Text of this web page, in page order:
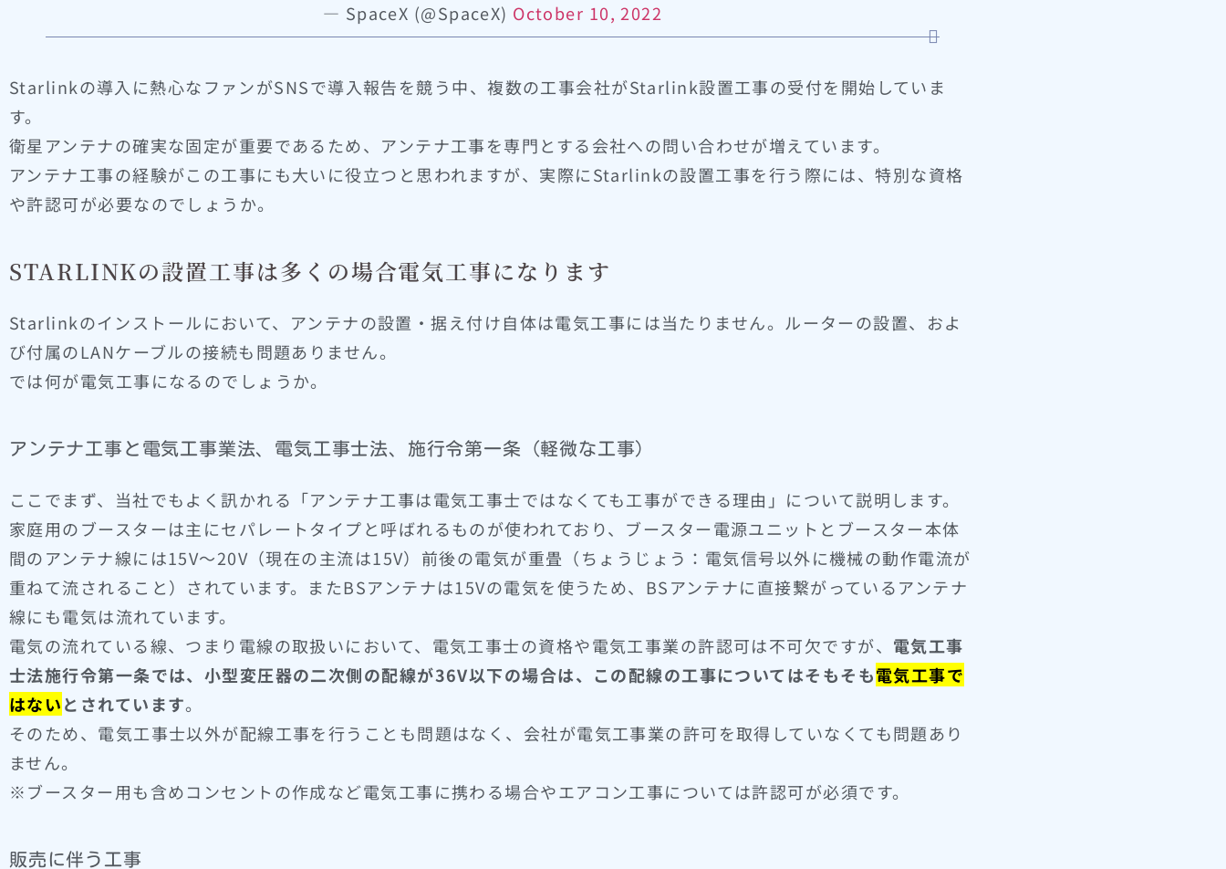
— SpaceX (@SpaceX) October 10, 2022
Starlinkの導入に熱心なファンがSNSで導入報告を競う中、複数の工事会社がStarlink設置工事の受付を開始していま
す。
衛星アンテナの確実な固定が重要であるため、アンテナ工事を専門とする会社への問い合わせが増えています。
アンテナ工事の経験がこの工事にも大いに役立つと思われますが、実際にStarlinkの設置工事を行う際には、特別な資格
や許認可が必要なのでしょうか。
STARLINKの設置工事は多くの場合電気工事になります
Starlinkのインストールにおいて、アンテナの設置・据え付け自体は電気工事には当たりません。ルーターの設置、およ
び付属のLANケーブルの接続も問題ありません。
では何が電気工事になるのでしょうか。
アンテナ工事と電気工事業法、電気工事士法、施行令第一条（軽微な工事）
ここでまず、当社でもよく訊かれる「アンテナ工事は電気工事士ではなくても工事ができる理由」について説明します。
家庭用のブースターは主にセパレートタイプと呼ばれるものが使われており、ブースター電源ユニットとブースター本体
間のアンテナ線には15V～20V（現在の主流は15V）前後の電気が重畳（ちょうじょう：電気信号以外に機械の動作電流が
重ねて流されること）されています。またBSアンテナは15Vの電気を使うため、BSアンテナに直接繋がっているアンテナ
線にも電気は流れています。
電気の流れている線、つまり電線の取扱いにおいて、電気工事士の資格や電気工事業の許認可は不可欠ですが、 電気工事
士法施行令第一条では、小型変圧器の二次側の配線が36V以下の場合は、この配線の工事についてはそもそも電気工事で
はないとされています。
そのため、電気工事士以外が配線工事を行うことも問題はなく、会社が電気工事業の許可を取得していなくても問題あり
ません。
※ブースター用も含めコンセントの作成など電気工事に携わる場合やエアコン工事については許認可が必須です。
販売に伴う工事